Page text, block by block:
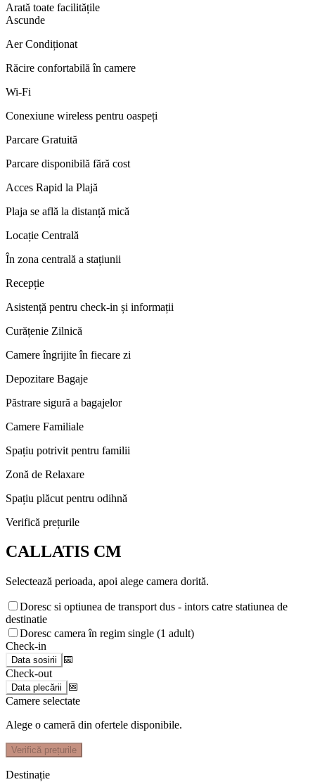
Arată toate facilitățile
Ascunde
Aer Condiționat
Răcire confortabilă în camere
Wi‑Fi
Conexiune wireless pentru oaspeți
Parcare Gratuită
Parcare disponibilă fără cost
Acces Rapid la Plajă
Plaja se află la distanță mică
Locație Centrală
În zona centrală a stațiunii
Recepție
Asistență pentru check-in și informații
Curățenie Zilnică
Camere îngrijite în fiecare zi
Depozitare Bagaje
Păstrare sigură a bagajelor
Camere Familiale
Spațiu potrivit pentru familii
Zonă de Relaxare
Spațiu plăcut pentru odihnă
Verifică prețurile
CALLATIS CM
Selectează perioada, apoi alege camera dorită.
Doresc si optiunea de transport dus - intors catre statiunea de
destinatie
Doresc camera în regim single (1 adult)
Check-in
Data sosirii
📅
Check-out
Data plecării
📅
Camere selectate
Alege o cameră din ofertele disponibile.
Verifică prețurile
Destinație